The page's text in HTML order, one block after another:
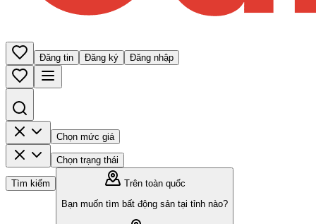
Đăng tin Đăng ký Đăng nhập
Chọn mức giá
Chọn trạng thái
Tìm kiếm
Trên toàn quốc
Bạn muốn tìm bất động sản tại tỉnh nào?